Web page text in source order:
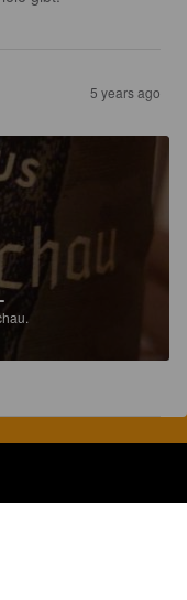
5 years ago